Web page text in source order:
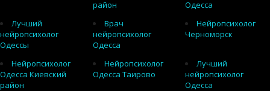
район
Одесса
Лучший
нейропсихолог
Одессы
Врач
нейропсихолог
Одесса
Нейропсихолог
Черноморск
Нейропсихолог
Одесса Киевский
район
Нейропсихолог
Одесса Таирово
Лучший
нейропсихолог
Одесса